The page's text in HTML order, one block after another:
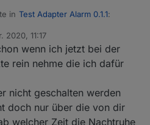
in Test Adapter Alarm 0.1.1:
ist eigentlich schon so
du es jetzt hast das z.B. im
Abwesenheit, und einen bei
für Nachts da könnte man doch
nehmen wo nur die
aber ich steh trotzdem etwas auf
gerne einen Datenpunkt haben,
wenn es eine Veränderung z.B
kommt und der ggf. wie die
meinst, wäre das von der
2020, 11:17
wenn ich jetzt bei der
rein nehme die ich dafür
nicht geschalten werden
doch nur über die von dir
welcher Zeit die Nachtruhe